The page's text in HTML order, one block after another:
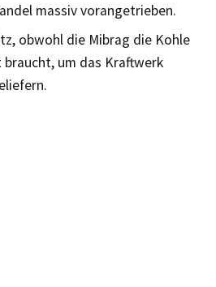
massiv vorangetrieben.
obwohl die Mibrag die Kohle
um das Kraftwerk